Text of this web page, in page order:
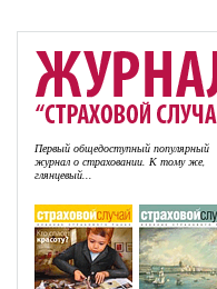
Первый общедоступный популярный
журнал о страховании. К тому же,
глянцевый...